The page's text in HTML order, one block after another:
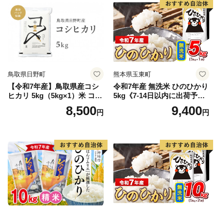
鳥取県日野町
【令和7年産】鳥取県産コシ
ヒカリ 5kg（5kg×1）米 コシ
ヒカリ こしひかり お米 白米
精米 5キロ おこめ こめ コメ
野町産 Elevation
8,500円
熊本県玉東町
令和7年産 無洗米 ひのひかり
5kg《7-14日以内に出荷予定
(土日祝除く)》コメ 米 無洗米
高レビュー｜人気米 熊本県
9,400円